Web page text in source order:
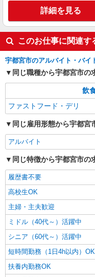
調理員
時給1,400
(試用期間2ヶ月) 残業が
分単位
ＪＣ
キープ
詳細を見る
このお仕事に関連す
宇都宮市のアルバイト・バイ
同じ職種から宇都宮市の
飲
ファストフード・デリ
同じ雇用形態から宇都宮
アルバイト
同じ特徴から宇都宮市の
履歴書不要
高校生OK
主婦・主夫歓迎
ミドル（40代～）活躍中
シニア（60代～）活躍中
短時間勤務（1日4h以内）OK
扶養内勤務OK